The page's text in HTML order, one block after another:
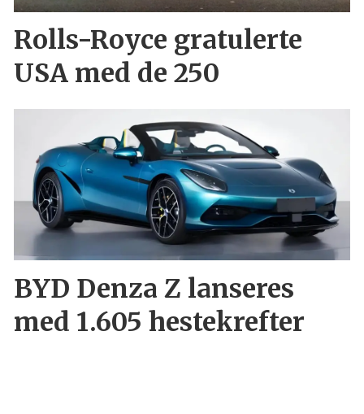
Rolls-Royce gratulerte
USA med de 250
BYD Denza Z lanseres
med 1.605 hestekrefter